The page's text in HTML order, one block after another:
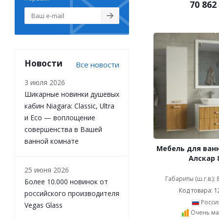
70 862
Мебель для
Алскар
Габариты (ш.г.в.):
Код товара:
Очень
хром (13621)
хром белый (
хром кристаллы
Swarovski (2)
хром с деревом ( 23)
хром с коричневым (
хром с красным ( 26)
хром с кристаллами ( 182)
хром с кристаллами
Swarovski (68)
черный (546)
черный матовый (
Новости Все новости
3 июля 2026
Шикарные новинки душевых
кабин Niagara: Classic, Ultra
и Eco — воплощение
совершенства в Вашей
ванной комнате
25 июня 2026
Более 10.000 новинок от
российского производителя
Vegas Glass